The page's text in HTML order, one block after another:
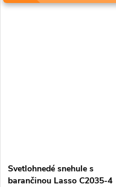
Svetlohnedé snehule s
barančinou Lasso C2035-4